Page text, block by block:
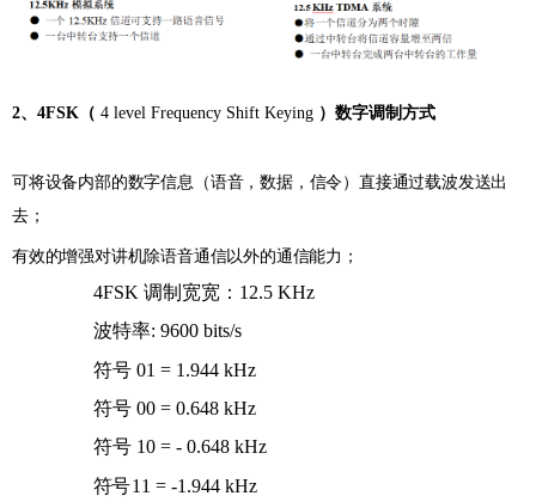
2、4FSK（ 4 level Frequency Shift Keying ）数字调制方式
可将设备内部的数字信息 （语音，数据，信令）直接通过载波发送出
去；
有效的增强对讲机除语音通信以外的通信能力；
4FSK 调制宽宽： 12.5 KHz
波特率: 9600 bits/s
符号 01 = 1.944 kHz
符号 00 = 0.648 kHz
符号 10 = - 0.648 kHz
符号11 = -1.944 kHz